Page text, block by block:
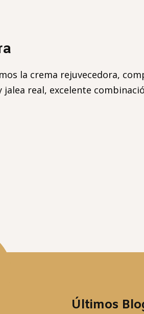
la crema rejuvecedora,
real, excelente
Últimos